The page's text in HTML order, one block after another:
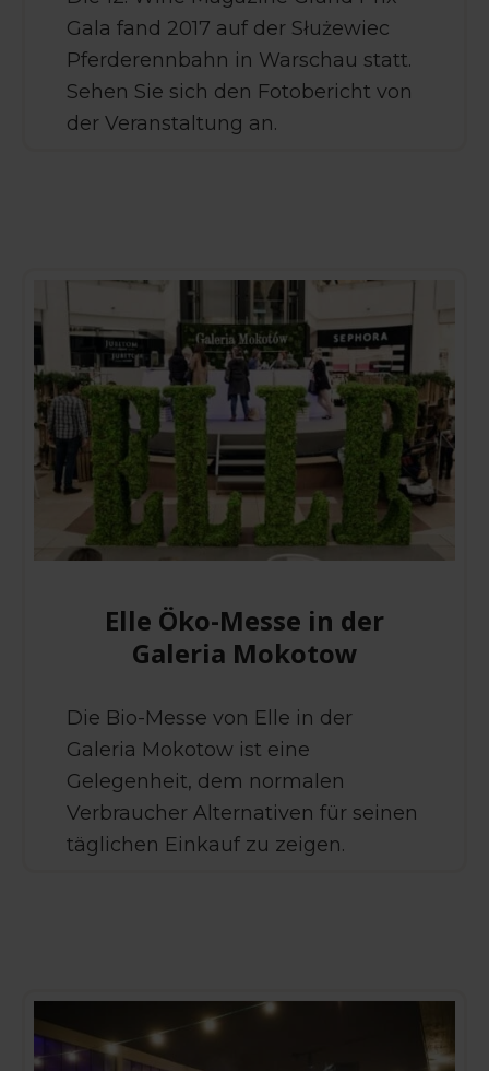
Gala fand 2017 auf der Służewiec
Pferderennbahn in Warschau statt.
Sehen Sie sich den Fotobericht von
der Veranstaltung an.
Elle Öko-Messe in der
Galeria Mokotow
Die Bio-Messe von Elle in der
Galeria Mokotow ist eine
Gelegenheit, dem normalen
Verbraucher Alternativen für seinen
täglichen Einkauf zu zeigen.